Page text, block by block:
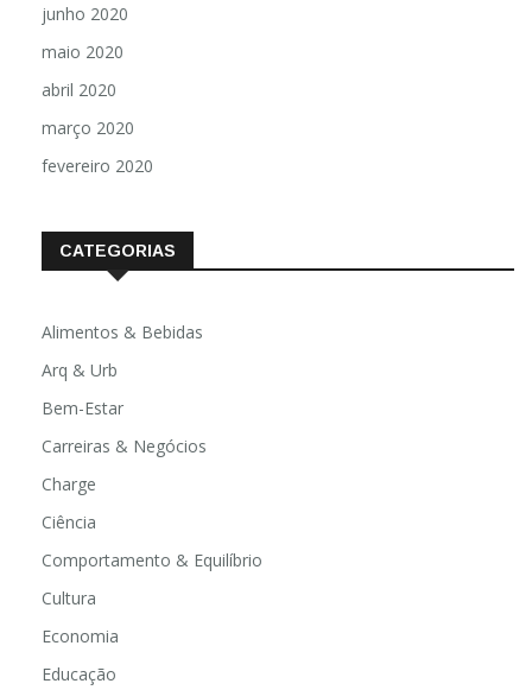
junho 2020
maio 2020
abril 2020
março 2020
fevereiro 2020
CATEGORIAS
Alimentos & Bebidas
Arq & Urb
Bem-Estar
Carreiras & Negócios
Charge
Ciência
Comportamento & Equilíbrio
Cultura
Economia
Educação